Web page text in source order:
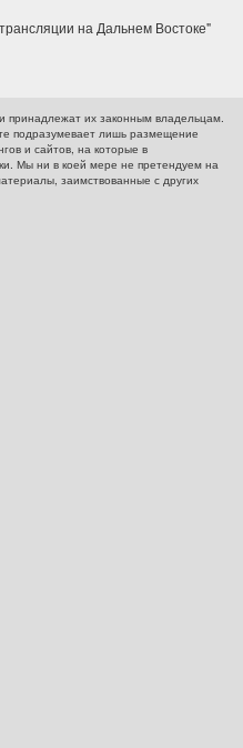
на Дальнем Востоке"
принадлежат их законным владельцам.
подразумевает лишь размещение
и сайтов, на которые в
Мы ни в коей мере не претендуем на
заимствованные с других